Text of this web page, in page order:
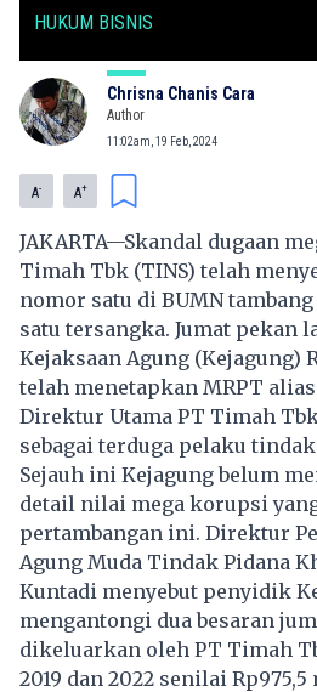
HUKUM BISNIS
Chrisna Chanis Cara
Author
11:02am, 19 Feb, 2024
A- A+
JAKARTA—Skandal dugaan
Timah Tbk (TINS) telah
nomor satu di BUMN
satu tersangka. Jumat pekan
Kejaksaan Agung (Kejagung)
telah menetapkan MRPT
Direktur Utama PT Timah Tbk
sebagai terduga pelaku
Sejauh ini Kejagung belum
detail nilai mega korupsi
pertambangan ini. Direktur
Agung Muda Tindak Pidana
Kuntadi menyebut penyidik
mengantongi dua besaran
dikeluarkan oleh PT Timah
2019 dan 2022 senilai Rp975,5